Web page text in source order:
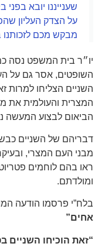
שענייננו יובא
על הצדק העליון
מבקש מכם לזכותנו
יו״ר בית המשפט נסה
השופטים, אסר גם על
השניים הצליחו למרות
המצרית והעולמית את
הביאום לבצוע המעשה
דבריהם של השניים
מבני העם המצרי,
ראו בהם לוחמים
ומולדתם.
בלח”י פרסמו הודעה
אחים”
“זאת הוכיחו השניים